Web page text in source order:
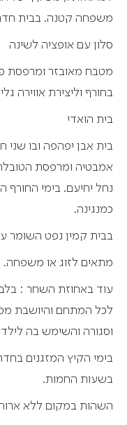
משפחה קטנה. בבית חדר
סלון עם אופציה לשינה
מטבח מאובזר ומרפסת
בחורף וליצירת אווירה
בית הואדי
בית אבן יפהפה ובו שני
אמבטיה ומרפסת
נחל יחיעם. בימי החורף
כמנגינה.
בבית קמין נפט השומר
מתאים לזוג או משפחה.
עוד באחוזת השחר :
לכל המתחם והיושבת
וסגורה והשימש בה
בימי הקיץ המזגנים
בשעות החמות.
השהות במקום ללא